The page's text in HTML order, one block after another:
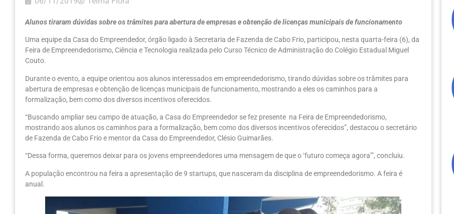
Alunos tiraram dúvidas sobre os trâmites para abertura de empresas e obtenção de licenças municipais de funcionamento
Uma equipe da Casa do Empreendedor, órgão ligado à Secretaria de Fazenda de Cabo Frio, participou, nesta quarta-feira (6), da
Feira de Empreendedorismo, Ciência e Tecnologia realizada pelo Curso Técnico de Administração do Colégio Estadual Miguel
Couto.
Durante o evento, a equipe orientou aos alunos interessados em empreendedorismo, tirando dúvidas sobre os trâmites para
abertura de empresas e obtenção de licenças municipais de funcionamento, mostrando a eles os caminhos para a
formalização, bem como dos diversos incentivos oferecidos.
“Buscando ampliar seu campo de atuação, a Casa do Empreendedor se fez presente na Feira de Empreendedorismo,
mostrando aos alunos os caminhos para a formalização, bem como dos diversos incentivos oferecidos”, destacou o secretário
de Fazenda de Cabo Frio e mentor da Casa do Empreendedor, Clésio Guimarães.
“Dessa forma, queremos deixar para os jovens empreendedores uma mensagem de que o ‘futuro começa agora’”, concluiu.
A população encontrou na feira a apresentação de 9 startups, que nasceram da disciplina de empreendedorismo. A feira é
anual.